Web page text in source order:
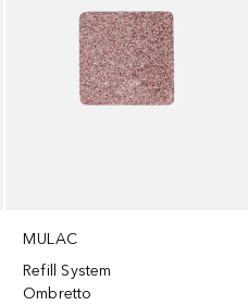
MULAC
Refill System
Ombretto